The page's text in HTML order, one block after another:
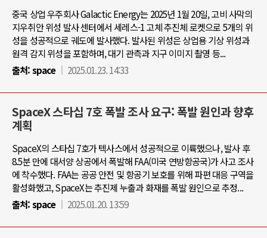
중국 상업 우주회사 Galactic Energy는 2025년 1월 20일, 고비 사막의
지우취안 위성 발사 센터에서 세레스-1 고체 추진체 로켓으로 5개의 위
성을 성공적으로 궤도에 발사했다. 발사된 위성은 상업용 기상 위성과
원격 감지 위성을 포함하며, 대기 관측과 지구 이미지 촬영 등...
출처:space 2025.01.23. 14:33
SpaceX 스타십 7호 폭발 조사 요구: 폭발 원인과 향후
계획
SpaceX의 스타십 7호가 텍사스에서 성공적으로 이륙했으나, 발사 후
8.5분 만에 대서양 상공에서 폭발해 FAA(미국 연방항공국)가 사고 조사
에 착수했다. FAA는 공공 안전 및 항공기 보호를 위해 파편 대응 구역을
활성화했고, SpaceX는 추진제 누출과 화재를 폭발 원인으로 추정...
출처:space 2025.01.20. 13:59